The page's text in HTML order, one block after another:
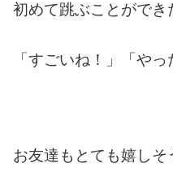
初めて跳ぶことがで
「すごいね！」「や
お友達もとても嬉しそ